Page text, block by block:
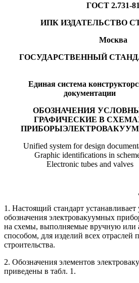
ГОСТ 2.731-81
ИПК ИЗДАТЕЛЬСТВО
Москва
ГОСУДАРСТВЕННЫЙ
Единая система
документации
ОБОЗНАЧЕНИЯ
ГРАФИЧЕСКИЕ В
Unified system for design
Graphic identifications in
Electronic tubes and valves
1. Настоящий стандарт
обозначения электровакуумных
на схемы, выполняемые вручную или
способом, для изделий всех
строительства.
2. Обозначения элементов
приведены в табл. 1.